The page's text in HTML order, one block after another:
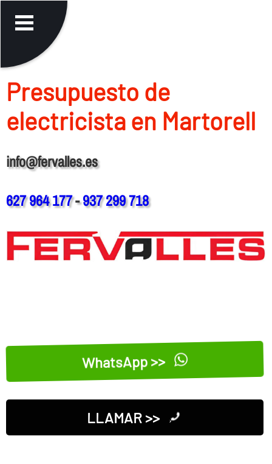
Presupuesto de
electricista en Martorell
info@fervalles.es
627 964 177-937 299 718
WhatsApp >>
LLAMAR >>